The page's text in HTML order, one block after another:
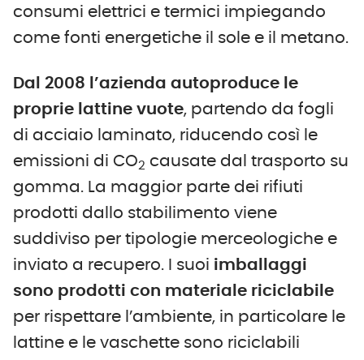
consumi elettrici e termici impiegando
come fonti energetiche il sole e il metano.
Dal 2008 l’azienda autoproduce le
proprie lattine vuote, partendo da fogli
di acciaio laminato, riducendo così le
emissioni di CO2 causate dal trasporto su
gomma. La maggior parte dei rifiuti
prodotti dallo stabilimento viene
suddiviso per tipologie merceologiche e
inviato a recupero. I suoi imballaggi
sono prodotti con materiale riciclabile
per rispettare l’ambiente, in particolare le
lattine e le vaschette sono riciclabili